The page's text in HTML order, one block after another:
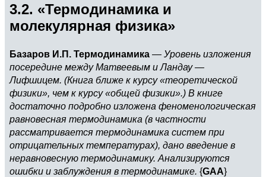
3.2. «Термодинамика и
молекулярная физика»
Базаров И.П. Термодинамика — Уровень изложения
посередине между Матвеевым и Ландау —
Лифшицем. (Книга ближе к курсу «теоретической
физики», чем к курсу «общей физики».) В книге
достаточно подробно изложена феноменологическая
равновесная термодинамика (в частности
рассматривается термодинамика систем при
отрицательных температурах), дано введение в
неравновесную термодинамику. Анализируются
ошибки и заблуждения в термодинамике. {GAA}